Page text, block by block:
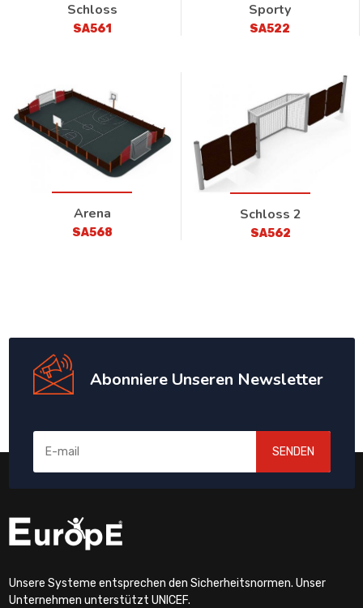
Schloss
SA561
Sporty
SA522
Arena
SA568
Schloss 2
SA562
Abonniere Unseren Newsletter
SENDEN
Unsere Systeme entsprechen den Sicherheitsnormen. Unser
Unternehmen unterstützt UNICEF.